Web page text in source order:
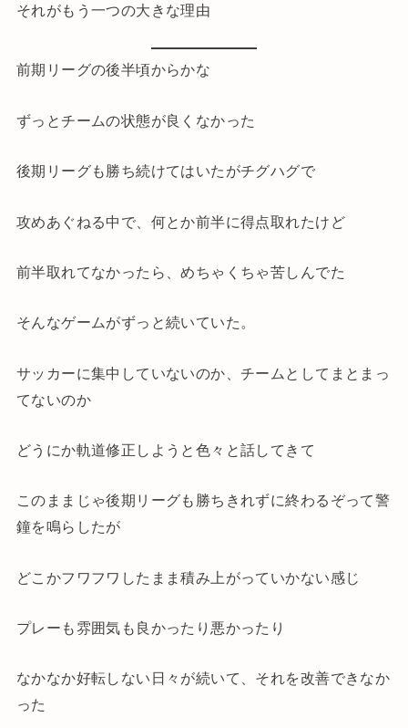
それがもう一つの大きな理由
前期リーグの後半頃からかな
ずっとチームの状態が良くなかった
後期リーグも勝ち続けてはいたがチグハグで
攻めあぐねる中で、何とか前半に得点取れたけど
前半取れてなかったら、めちゃくちゃ苦しんでた
そんなゲームがずっと続いていた。
サッカーに集中していないのか、チームとしてまとまっ
てないのか
どうにか軌道修正しようと色々と話してきて
このままじゃ後期リーグも勝ちきれずに終わるぞって警
鐘を鳴らしたが
どこかフワフワしたまま積み上がっていかない感じ
プレーも雰囲気も良かったり悪かったり
なかなか好転しない日々が続いて、それを改善できなか
った